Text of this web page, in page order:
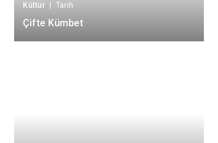
Kültür | Tarih
Çifte Kümbet